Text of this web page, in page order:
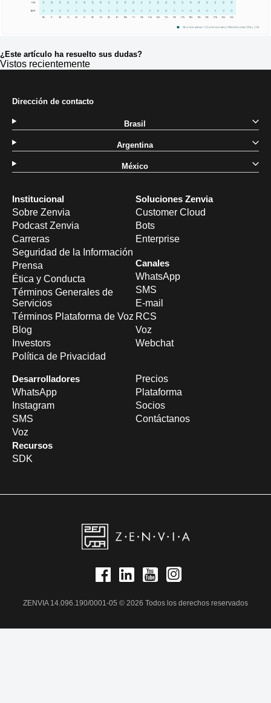
¿Este artículo ha resuelto sus dudas?
Vistos recientemente
Institucional
Sobre Zenvia
Podcast Zenvia
Carreras
Seguridad de la Información
Prensa
Ética y Conducta
Términos Generales de
Servicios
Términos Plataforma de Voz
Blog
Investors
Política de Privacidad
Soluciones Zenvia
Customer Cloud
Bots
Enterprise
Canales
WhatsApp
SMS
E-mail
RCS
Voz
Webchat
Desarrolladores
WhatsApp
Instagram
SMS
Voz
Recursos
SDK
Precios
Plataforma
Socios
Contáctanos
Dirección de contacto
Brasil
Argentina
México
ZENVIA 14.096.190/0001-05 © 2026 Todos los derechos reservados